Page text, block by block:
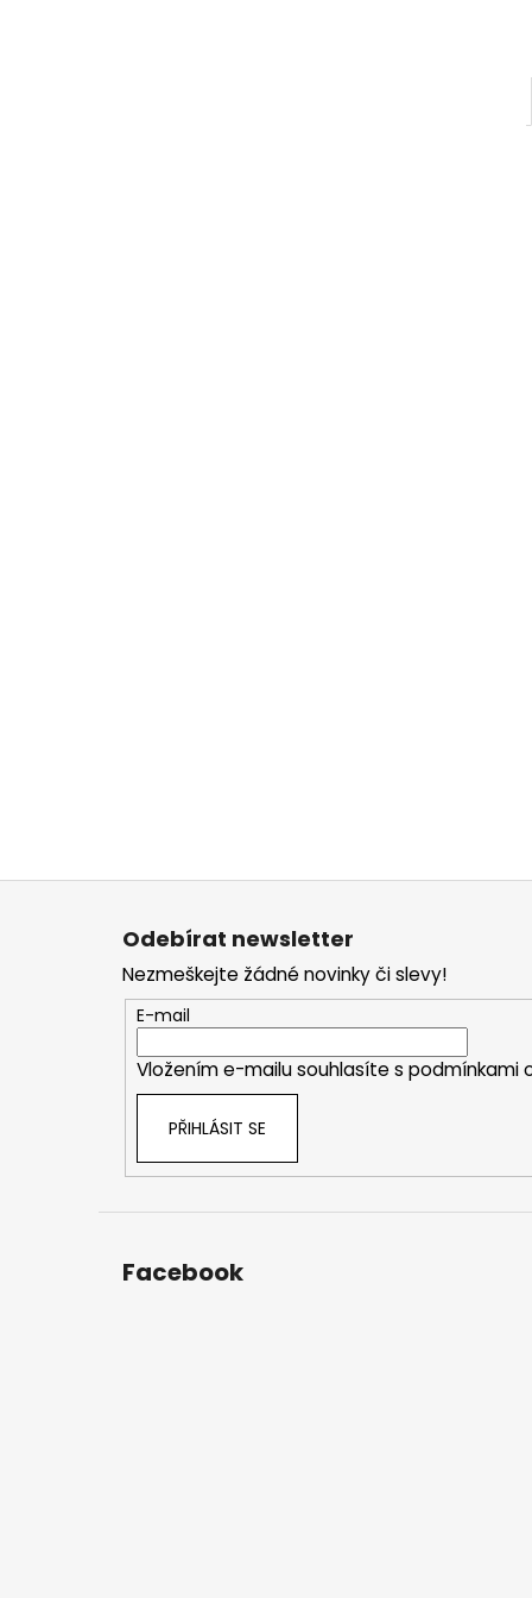
Z
Odebírat newsletter
Nezmeškejte žádné novinky či slevy!
E-mail
Vložením e-mailu souhlasíte s podmínkami
PŘIHLÁSIT SE
Facebook